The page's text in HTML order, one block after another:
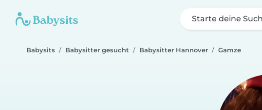
Starte deine
Babysits Babysitter gesucht Babysitter Hannover Gamze